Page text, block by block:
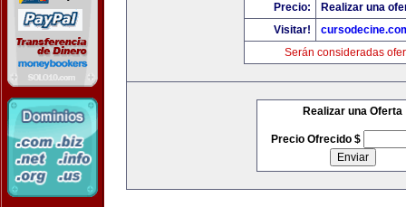
Precio:
Realizar una
Visitar!
Serán consideradas
Realizar una Oferta
Precio Ofrecido $